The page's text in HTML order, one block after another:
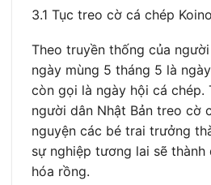
3.1 Tục treo cờ cá chép
Theo truyền thống của
ngày mùng 5 tháng 5 là
còn gọi là ngày hội cá chép.
người dân Nhật Bản treo cờ
nguyện các bé trai trưởng
sự nghiệp tương lai sẽ thành
hóa rồng.